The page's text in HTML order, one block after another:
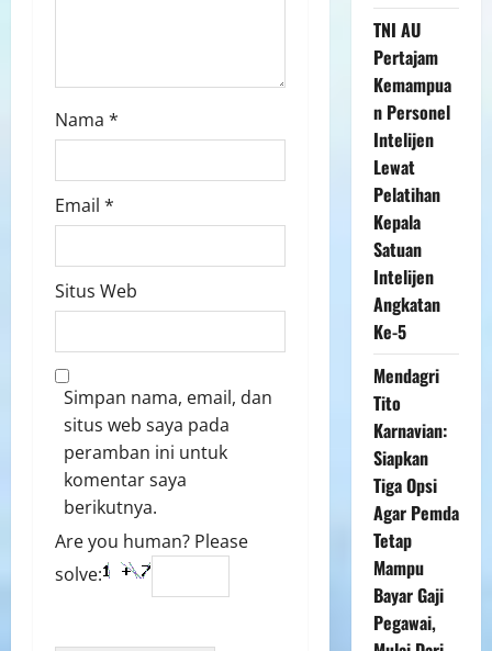
Nama *
Email *
Situs Web
Simpan nama, email, dan
situs web saya pada
peramban ini untuk
komentar saya
berikutnya.
Are you human? Please
solve:
TNI AU
Pertajam
Kemampua
n Personel
Intelijen
Lewat
Pelatihan
Kepala
Satuan
Intelijen
Angkatan
Ke-5
Mendagri
Tito
Karnavian:
Siapkan
Tiga Opsi
Agar Pemda
Tetap
Mampu
Bayar Gaji
Pegawai,